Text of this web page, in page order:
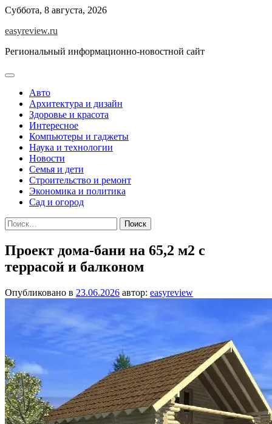
Перейти
содержимому
Суббота, 8 августа, 2026
easyreview.ru
Региональный информационно-новостной сайт
Авто
Архитектура и дизайн
Здоровье и красота
Интересное
Компьютеры и гаджеты
Наука и технологии
Новости
Семья и дети
Строительство и ремонт
Экономика и политика
Сад и огород
Найти:
Проект дома-бани на 65,2 м2 с
террасой и балконом
Опубликовано в 23.06.2026 автор: easyreview